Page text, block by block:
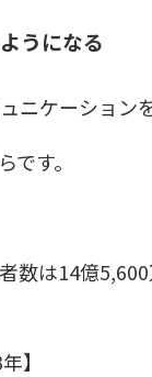
うになる
ケーション
す。
数は14億
】